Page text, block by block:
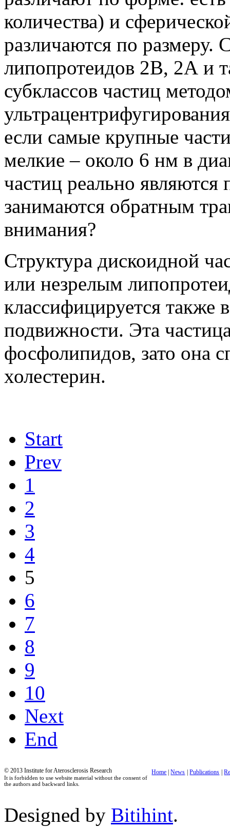
количества) и
различаются по размеру.
липопротеидов 2В, 2А и
субклассов частиц
если самые крупные
мелкие – около 6 нм в
частиц реально являются
занимаются обратным
внимания?
Структура дискоидной
или незрелым
классифицируется также
подвижности. Эта
фосфолипидов, зато она
холестерин.
Start
Prev
1
2
3
4
5
6
7
8
9
10
Next
End
© 2013 Institute for Aterosclerosis Research
It is forbidden to use website material without the consent of
the authors and backward links.
Home |News |Publications |
Designed by Bitihint.